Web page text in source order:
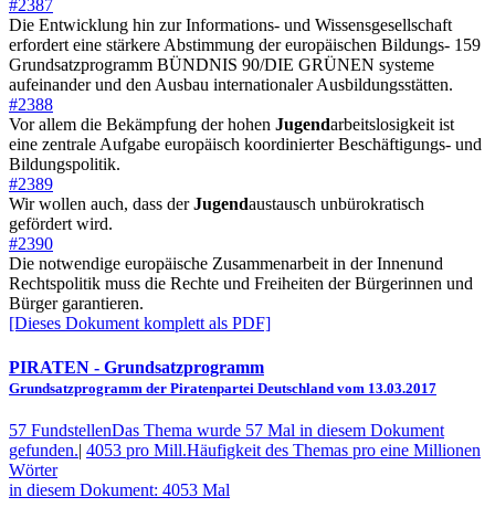
#2387
Die Entwicklung hin zur Informations- und Wissensgesellschaft
erfordert eine stärkere Abstimmung der europäischen Bildungs- 159
Grundsatzprogramm BÜNDNIS 90/DIE GRÜNEN systeme
aufeinander und den Ausbau internationaler Ausbildungsstätten.
#2388
Vor allem die Bekämpfung der hohen Jugendarbeitslosigkeit ist
eine zentrale Aufgabe europäisch koordinierter Beschäftigungs- und
Bildungspolitik.
#2389
Wir wollen auch, dass derJugendaustausch unbürokratisch
gefördert wird.
#2390
Die notwendige europäische Zusammenarbeit in der Innenund
Rechtspolitik muss die Rechte und Freiheiten der Bürgerinnen und
Bürger garantieren.
[Dieses Dokument komplett als PDF]
PIRATEN - Grundsatzprogramm
Grundsatzprogramm der Piratenpartei Deutschland vom 13.03.2017
57 FundstellenDas Thema wurde 57 Mal in diesem Dokument
gefunden.| 4053 pro Mill.Häufigkeit des Themas pro eine Millionen
Wörter
in diesem Dokument: 4053 Mal